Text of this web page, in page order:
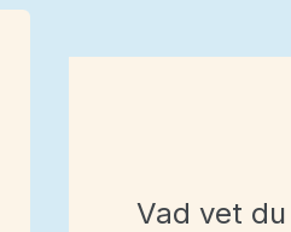
Vad vet